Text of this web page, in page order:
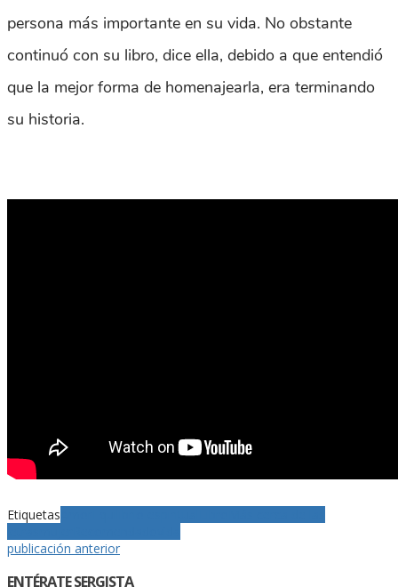
persona más importante en su vida. No obstante
continuó con su libro, dice ella, debido a que entendió
que la mejor forma de homenajearla, era terminando
su historia.
Etiquetas
publicación anterior
ENTÉRATE SERGISTA